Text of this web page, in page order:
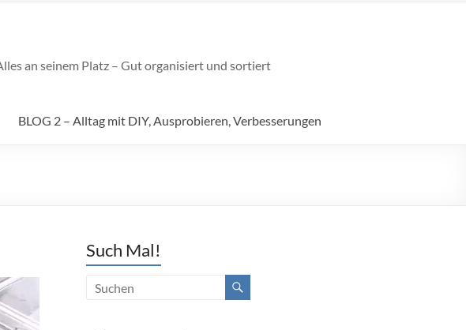
an seinem Platz – Gut organisiert und sortiert
BLOG 2 – Alltag mit DIY, Ausprobieren, Verbesserungen
Such Mal!